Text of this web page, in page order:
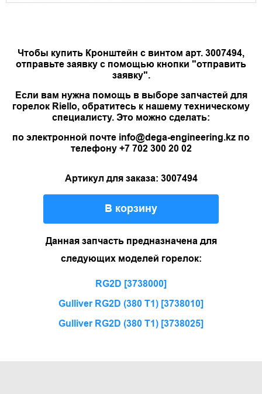
Чтобы купить Кронштейн с винтом арт. 3007494,
отправьте заявку с помощью кнопки "отправить
заявку".
Если вам нужна помощь в выборе запчастей для
горелок Riello, обратитесь к нашему техническому
специалисту. Это можно сделать:
по электронной почте info@dega-engineering.kz по
телефону +7 702 300 20 02
Артикул для заказа: 3007494
В корзину
Данная запчасть предназначена для
следующих моделей горелок:
RG2D [3738000]
Gulliver RG2D (380 T1) [3738010]
Gulliver RG2D (380 T1) [3738025]